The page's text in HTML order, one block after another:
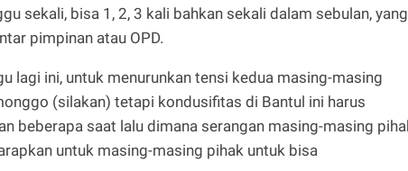
sekali, bisa 1, 2, 3 kali bahkan sekali dalam sebulan, yang
pimpinan atau OPD.
lagi ini, untuk menurunkan tensi kedua masing-masing
(silakan) tetapi kondusifitas di Bantul ini harus
beberapa saat lalu dimana serangan masing-masing
untuk masing-masing pihak untuk bisa